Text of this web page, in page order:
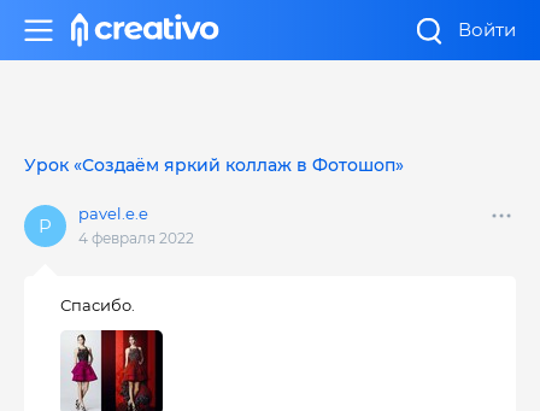
Войти
Урок «Создаём яркий коллаж в Фотошоп»
pavel.e.e
4 февраля 2022
Спасибо.